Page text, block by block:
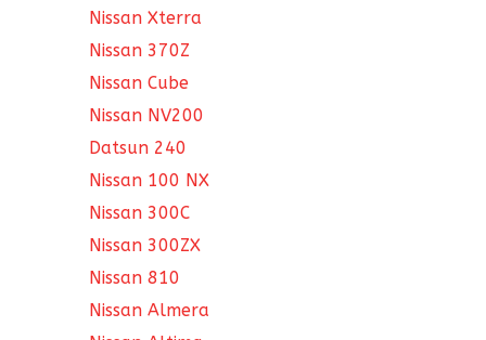
Nissan Xterra
Nissan 370Z
Nissan Cube
Nissan NV200
Datsun 240
Nissan 100 NX
Nissan 300C
Nissan 300ZX
Nissan 810
Nissan Almera